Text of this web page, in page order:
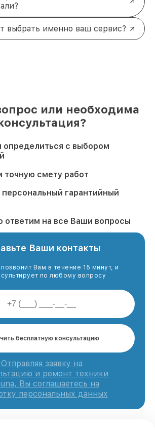
выбрать именно ваш сервис?
или необходима
с выбором
точную смету работ
гарантийный
ответим на все Ваши вопросы
Ваши контакты
Вам в течение 15 минут, и
по любому вопросу
бесплатную консультацию
Отправляя заявку на
и ремонт техники
Вы соглашаетесь на
персональных данных